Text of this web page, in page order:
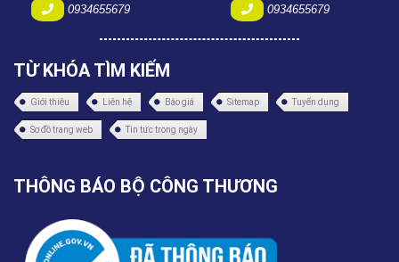
0934655679 0934655679
TỪ KHÓA TÌM KIẾM
Giới thiệu Liên hệ Báo giá Sitemap Tuyển dụng
Sơ đồ trang web Tin tức trong ngày
THÔNG BÁO BỘ CÔNG THƯƠNG